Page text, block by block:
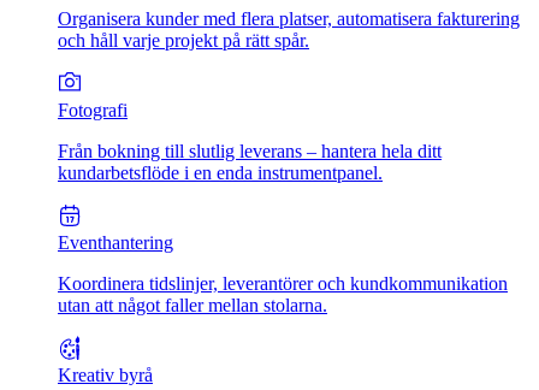
Organisera kunder med flera platser, automatisera fakturering
och håll varje projekt på rätt spår.
Fotografi
Från bokning till slutlig leverans – hantera hela ditt
kundarbetsflöde i en enda instrumentpanel.
Eventhantering
Koordinera tidslinjer, leverantörer och kundkommunikation
utan att något faller mellan stolarna.
Kreativ byrå